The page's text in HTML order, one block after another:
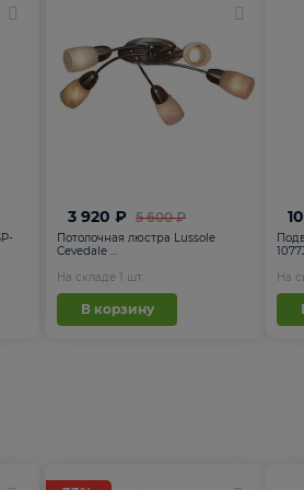
5 600 ₽
3 920 ₽
Потолочная люстра Lussole
Cevedale ...
На складе 1 шт
В корзину
На